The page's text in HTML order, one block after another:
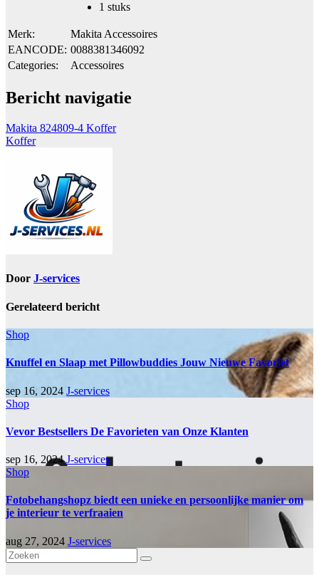
1 stuks
Merk:
Makita Accessoires
EANCODE: 0088381346092
Categories:
Accessoires
Bericht navigatie
Makita 824809-4 Koffer
Koffer
Door J-services
Gerelateerd bericht
Shop
Knuffel en Slaap met Pillowbuddies Jouw Nieuwe Favoriet
sep 16, 2024 J-services
Shop
Vevor Bestsellers De Favorieten van Onze Klanten
sep 16, 2024J-services
Shop
Fotobehangshopz biedt een unieke en persoonlijke manier om
je interieur te verfraaien
aug 27, 2024 J-services